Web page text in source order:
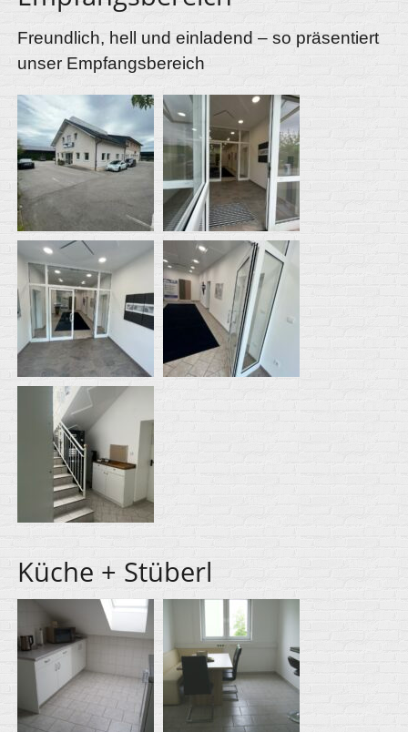
Freundlich, hell und einladend – so präsentiert
unser Empfangsbereich
Küche + Stüberl